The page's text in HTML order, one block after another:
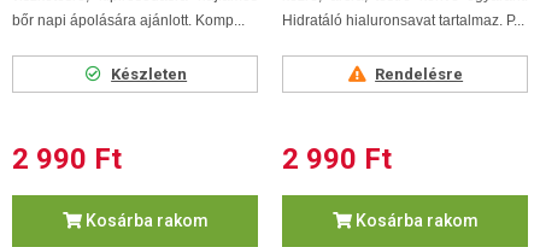
bőr napi ápolására ajánlott. Komp...
Készleten
2 990 Ft
Kosárba rakom
Hidratáló hialuronsavat tartalmaz. P...
Rendelésre
2 990 Ft
Kosárba rakom